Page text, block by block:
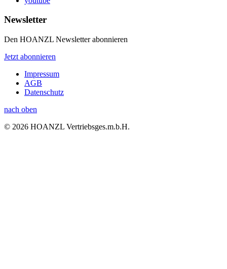
Newsletter
Den HOANZL Newsletter abonnieren
Jetzt abonnieren
Impressum
AGB
Datenschutz
nach oben
© 2026 HOANZL Vertriebsges.m.b.H.